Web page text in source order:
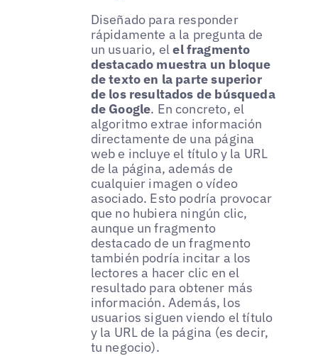
Diseñado para responder
rápidamente a la pregunta de
un usuario, elel fragmento
destacado muestra un bloque
de texto en la parte superior
de los resultados de búsqueda
de Google. En concreto, el
algoritmo extrae información
directamente de una página
web e incluye el título y la URL
de la página, además de
cualquier imagen o vídeo
asociado. Esto podría provocar
que no hubiera ningún clic,
aunque un fragmento
destacado de un fragmento
también podría incitar a los
lectores a hacer clic en el
resultado para obtener más
información. Además, los
usuarios siguen viendo el título
y la URL de la página (es decir,
tu negocio).